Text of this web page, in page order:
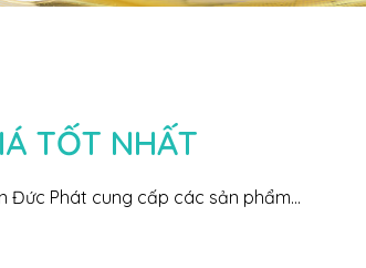
TỐT NHẤT
Đức Phát cung cấp các sản phẩm...